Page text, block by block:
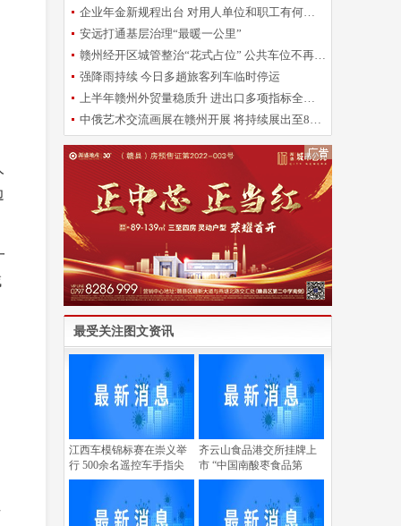
企业年金新规程出台 对用人单位和职工有何影响？
安远打通基层治理“最暖一公里”
赣州经开区城管整治“花式占位” 公共车位不再“一位难求”
强降雨持续 今日多趟旅客列车临时停运
上半年赣州外贸量稳质升 进出口多项指标全省靠前
中俄艺术交流画展在赣州开展 将持续展出至8月28日
最受关注图文资讯
江西车模锦标赛在崇义举
行 500余名遥控车手指尖
齐云山食品港交所挂牌上
市 “中国南酸枣食品第